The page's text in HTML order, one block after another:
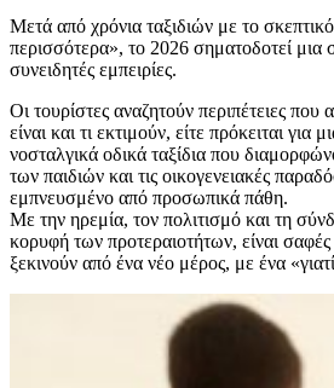
Μετά από χρόνια ταξιδιών με το
περισσότερα», το 2026 σηματοδοτεί μια
συνειδητές εμπειρίες.
Οι τουρίστες αναζητούν περιπέτειες που
είναι και τι εκτιμούν, είτε πρόκειται
νοσταλγικά οδικά ταξίδια που
των παιδιών και τις οικογενειακές
εμπνευσμένο από προσωπικά πάθη.
Με την ηρεμία, τον πολιτισμό και τη
κορυφή των προτεραιοτήτων, είναι σαφές
ξεκινούν από ένα νέο μέρος, με ένα